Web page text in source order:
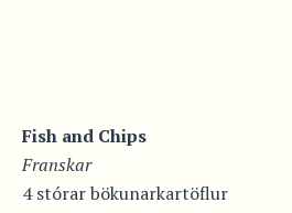
Fish and Chips
Franskar
4 stórar bökunarkartöflur